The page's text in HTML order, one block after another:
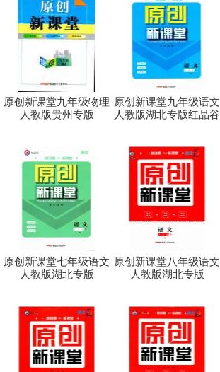
原创新课堂九年级物理
人教版贵州专版
原创新课堂九年级语文
人教版湖北专版红品谷
原创新课堂七年级语文
人教版湖北专版
原创新课堂八年级语文
人教版湖北专版